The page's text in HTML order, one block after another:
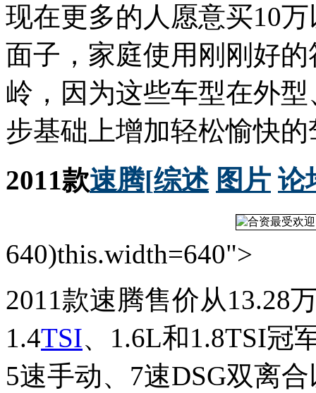
现在更多的人愿意买10
面子，家庭使用刚刚好
岭，因为这些车型在外
步基础上增加轻松愉快
2011款速腾[综述 图片 论
640)this.width=640">
2011款速腾售价从13.28
1.4TSI、1.6L和1.8TSI冠
5速手动、7速DSG双离